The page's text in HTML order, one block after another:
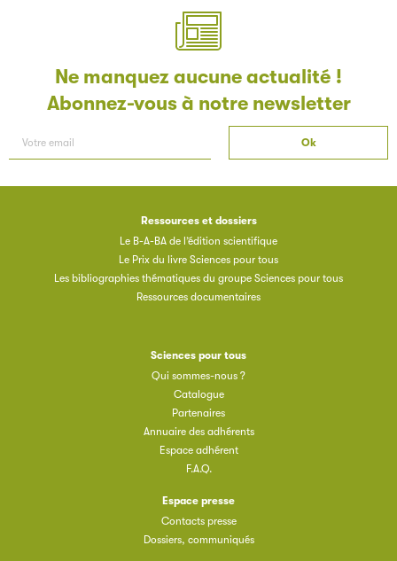
Ne manquez aucune actualité !
Abonnez-vous à notre newsletter
Ressources et dossiers
Le B-A-BA de l’édition scientifique
Le Prix du livre Sciences pour tous
Les bibliographies thématiques du groupe Sciences pour tous
Ressources documentaires
Sciences pour tous
Qui sommes-nous ?
Catalogue
Partenaires
Annuaire des adhérents
Espace adhérent
F.A.Q.
Espace presse
Contacts presse
Dossiers, communiqués